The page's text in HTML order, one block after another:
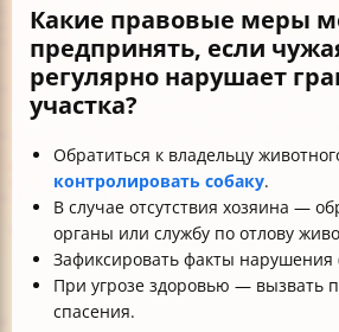
Какие правовые меры
предпринять, если
регулярно нарушает
участка?
Обратиться к владельцу
контролировать собаку.
В случае отсутствия хозяина —
органы или службу по отлову
Зафиксировать факты нарушения
При угрозе здоровью — вызвать
спасения.